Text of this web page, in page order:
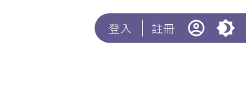
登入 註冊